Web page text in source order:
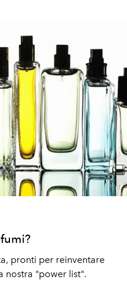
pronti per reinventare
nostra "power list".